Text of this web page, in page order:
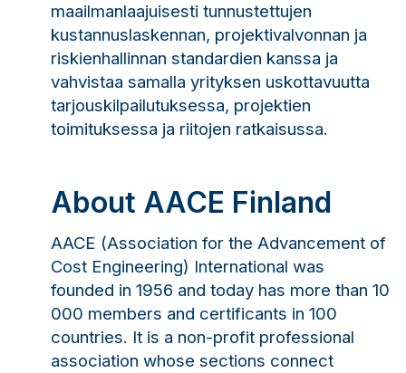
maailmanlaajuisesti tunnustettujen
kustannuslaskennan, projektivalvonnan ja
riskienhallinnan standardien kanssa ja
vahvistaa samalla yrityksen uskottavuutta
tarjouskilpailutuksessa, projektien
toimituksessa ja riitojen ratkaisussa.
About AACE Finland
AACE (Association for the Advancement of
Cost Engineering) International was
founded in 1956 and today has more than 10
000 members and certificants in 100
countries. It is a non-profit professional
association whose sections connect